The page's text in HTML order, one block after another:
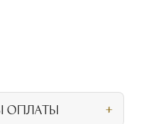
ОПЛАТЫ